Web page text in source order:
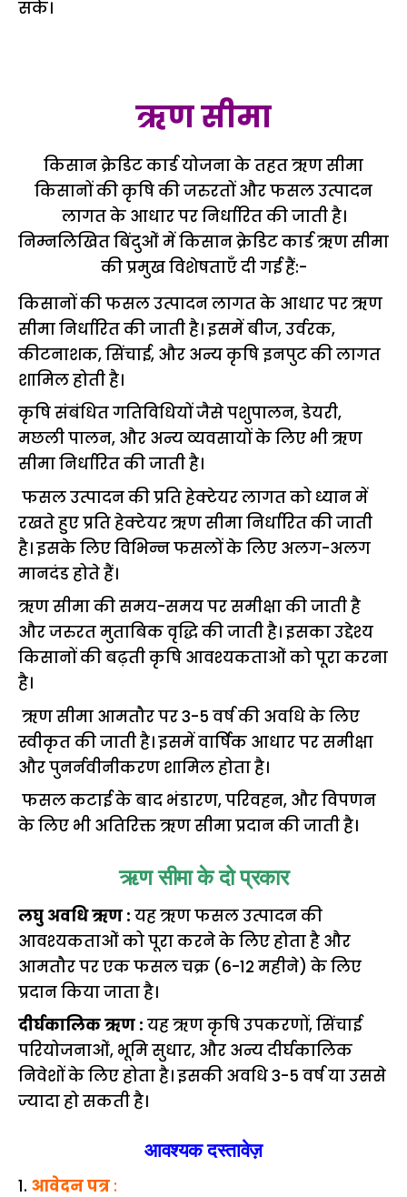
सकें।
ऋण सीमा
किसान क्रेडिट कार्ड योजना के तहत ऋण सीमा
किसानों की कृषि की जरुरतों और फसल उत्पादन
लागत के आधार पर निर्धारित की जाती है।
निम्नलिखित बिंदुओं में किसान क्रेडिट कार्ड ऋण सीमा
की प्रमुख विशेषताएँ दी गई हैं:-
किसानों की फसल उत्पादन लागत के आधार पर ऋण
सीमा निर्धारित की जाती है। इसमें बीज, उर्वरक,
कीटनाशक, सिंचाई, और अन्य कृषि इनपुट की लागत
शामिल होती है।
कृषि संबंधित गतिविधियों जैसे पशुपालन, डेयरी,
मछली पालन, और अन्य व्यवसायों के लिए भी ऋण
सीमा निर्धारित की जाती है।
फसल उत्पादन की प्रति हेक्टेयर लागत को ध्यान में
रखते हुए प्रति हेक्टेयर ऋण सीमा निर्धारित की जाती
है। इसके लिए विभिन्न फसलों के लिए अलग-अलग
मानदंड होते हैं।
ऋण सीमा की समय-समय पर समीक्षा की जाती है
और जरुरत मुताबिक वृद्धि की जाती है। इसका उद्देश्य
किसानों की बढ़ती कृषि आवश्यकताओं को पूरा करना
है।
ऋण सीमा आमतौर पर 3-5 वर्ष की अवधि के लिए
स्वीकृत की जाती है। इसमें वार्षिक आधार पर समीक्षा
और पुनर्नवीनीकरण शामिल होता है।
फसल कटाई के बाद भंडारण, परिवहन, और विपणन
के लिए भी अतिरिक्त ऋण सीमा प्रदान की जाती है।
ऋण सीमा के दो प्रकार
लघु अवधि ऋण : यह ऋण फसल उत्पादन की
आवश्यकताओं को पूरा करने के लिए होता है और
आमतौर पर एक फसल चक्र (6-12 महीने) के लिए
प्रदान किया जाता है।
दीर्घकालिक ऋण : यह ऋण कृषि उपकरणों, सिंचाई
परियोजनाओं, भूमि सुधार, और अन्य दीर्घकालिक
निवेशों के लिए होता है। इसकी अवधि 3-5 वर्ष या उससे
ज्यादा हो सकती है।
आवश्यक दस्तावेज़
1. आवेदन पत्र :